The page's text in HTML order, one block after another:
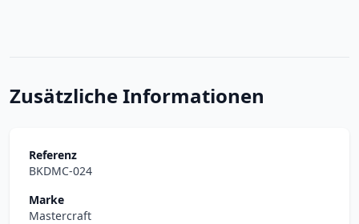
Zusätzliche Informationen
Referenz
BKDMC-024
Marke
Mastercraft